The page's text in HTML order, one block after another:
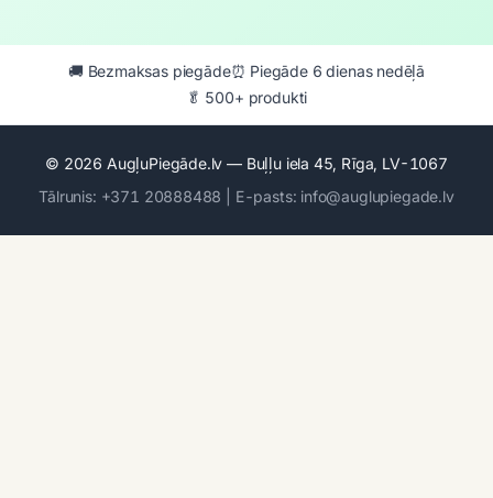
🚚 Bezmaksas piegāde⏰ Piegāde 6 dienas nedēļā
🥬 500+ produkti
© 2026 AugļuPiegāde.lv — Buļļu iela 45, Rīga, LV-1067
Tālrunis: +371 20888488 | E-pasts: info@auglupiegade.lv